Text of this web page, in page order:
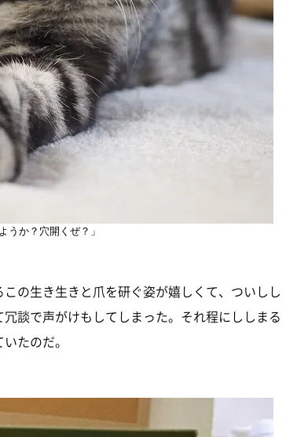
うか？穴開くぜ？」
の生き生きと爪を研ぐ姿が嬉しくて、ついしし
談で声がけもしてしまった。それ程にししまる
たのだ。